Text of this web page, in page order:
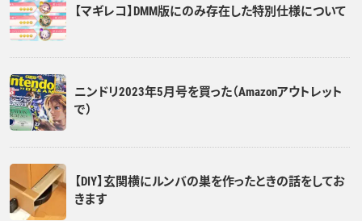
【マギレコ】DMM版にのみ存在した特別仕様について
ニンドリ2023年5月号を買った（Amazonアウトレット
で）
【DIY】玄関横にルンバの巣を作ったときの話をしてお
きます